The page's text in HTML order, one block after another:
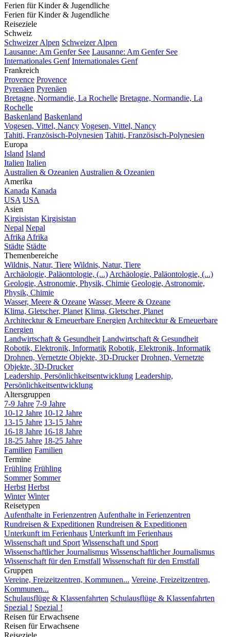
Ferien für Kinder & Jugendliche
Ferien für Kinder & Jugendliche
Reiseziele
Schweiz
Schweizer Alpen Schweizer Alpen
Lausanne: Am Genfer See Lausanne: Am Genfer See
Internationales Genf Internationales Genf
Frankreich
Provence Provence
Pyrenäen Pyrenäen
Bretagne, Normandie, La Rochelle Bretagne, Normandie, La
Rochelle
Baskenland Baskenland
Vogesen, Vittel, Nancy Vogesen, Vittel, Nancy
Tahiti, Französisch-Polynesien Tahiti, Französisch-Polynesien
Europa
Island Island
Italien Italien
Australien & Ozeanien Australien & Ozeanien
Amerika
Kanada Kanada
USA USA
Asien
Kirgisistan Kirgisistan
Nepal Nepal
Afrika Afrika
Städte Städte
Themenbereiche
Wildnis, Natur, Tiere Wildnis, Natur, Tiere
Archäologie, Paläontologie, (...) Archäologie, Paläontologie, (...)
Geologie, Astronomie, Physik, Chimie Geologie, Astronomie,
Physik, Chimie
Wasser, Meere & Ozeane Wasser, Meere & Ozeane
Klima, Gletscher, Planet Klima, Gletscher, Planet
Architecktur & Erneuerbare Energien Architecktur & Erneuerbare
Energien
Landwirtschaft & Gesundheit Landwirtschaft & Gesundheit
Robotik, Elektronik, Informatik Robotik, Elektronik, Informatik
Drohnen, Vernetzte Objekte, 3D-Drucker Drohnen, Vernetzte
Objekte, 3D-Drucker
Leadership, Persönlichkeitsentwicklung Leadership,
Persönlichkeitsentwicklung
Altersgruppen
7-9 Jahre 7-9 Jahre
10-12 Jahre 10-12 Jahre
13-15 Jahre 13-15 Jahre
16-18 Jahre 16-18 Jahre
18-25 Jahre 18-25 Jahre
Familien Familien
Termine
Frühling Frühling
Sommer Sommer
Herbst Herbst
Winter Winter
Reisetypen
Aufenthalte in Ferienzentren Aufenthalte in Ferienzentren
Rundreisen & Expeditionen Rundreisen & Expeditionen
Unterkunft im Ferienhaus Unterkunft im Ferienhaus
Wissenschaft und Sport Wissenschaft und Sport
Wissenschaftlicher Journalismus Wissenschaftlicher Journalismus
Wissenschaft für den Ernstfall Wissenschaft für den Ernstfall
Gruppen
Vereine, Freizeitzentren, Kommunen... Vereine, Freizeitzentren,
Kommunen...
Schulausflüge & Klassenfahrten Schulausflüge & Klassenfahrten
Spezial ! Spezial !
Reisen für Erwachsene
Reisen für Erwachsene
Reiseziele